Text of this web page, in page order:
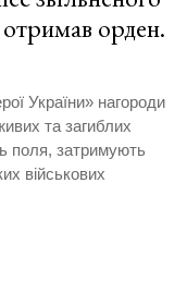
орден.
України» нагороди
та загиблих
поля, затримують
військових